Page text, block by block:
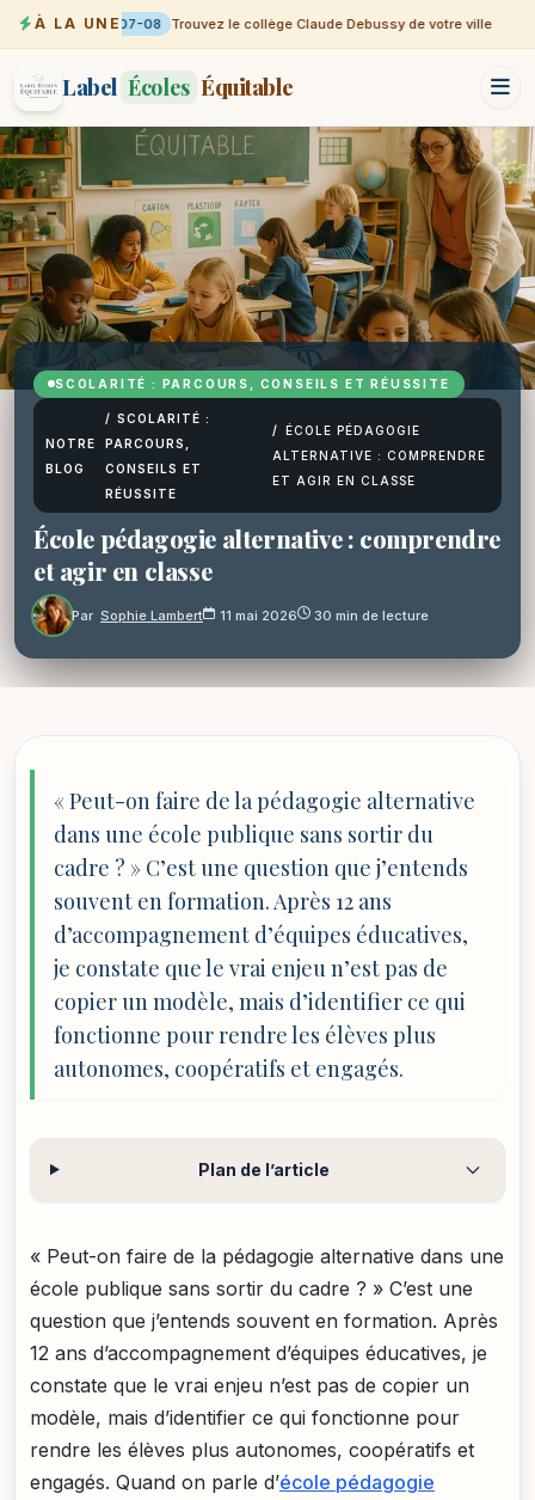
À LA UNE07-08 Trouvez le collège Claude Debussy de votre ville
Label Écoles Équitable
SCOLARITÉ : PARCOURS, CONSEILS ET RÉUSSITE
NOTRE
BLOG
/ SCOLARITÉ :
PARCOURS,
CONSEILS ET
RÉUSSITE
/ ÉCOLE PÉDAGOGIE
ALTERNATIVE : COMPRENDRE
ET AGIR EN CLASSE
École pédagogie alternative : comprendre
et agir en classe
Par Sophie Lambert 11 mai 2026 30 min de lecture
« Peut-on faire de la pédagogie alternative
dans une école publique sans sortir du
cadre ? » C’est une question que j’entends
souvent en formation. Après 12 ans
d’accompagnement d’équipes éducatives,
je constate que le vrai enjeu n’est pas de
copier un modèle, mais d’identifier ce qui
fonctionne pour rendre les élèves plus
autonomes, coopératifs et engagés.
Plan de l’article
« Peut-on faire de la pédagogie alternative dans une
école publique sans sortir du cadre ? » C’est une
question que j’entends souvent en formation. Après
12 ans d’accompagnement d’équipes éducatives, je
constate que le vrai enjeu n’est pas de copier un
modèle, mais d’identifier ce qui fonctionne pour
rendre les élèves plus autonomes, coopératifs et
engagés. Quand on parle d’école pédagogie